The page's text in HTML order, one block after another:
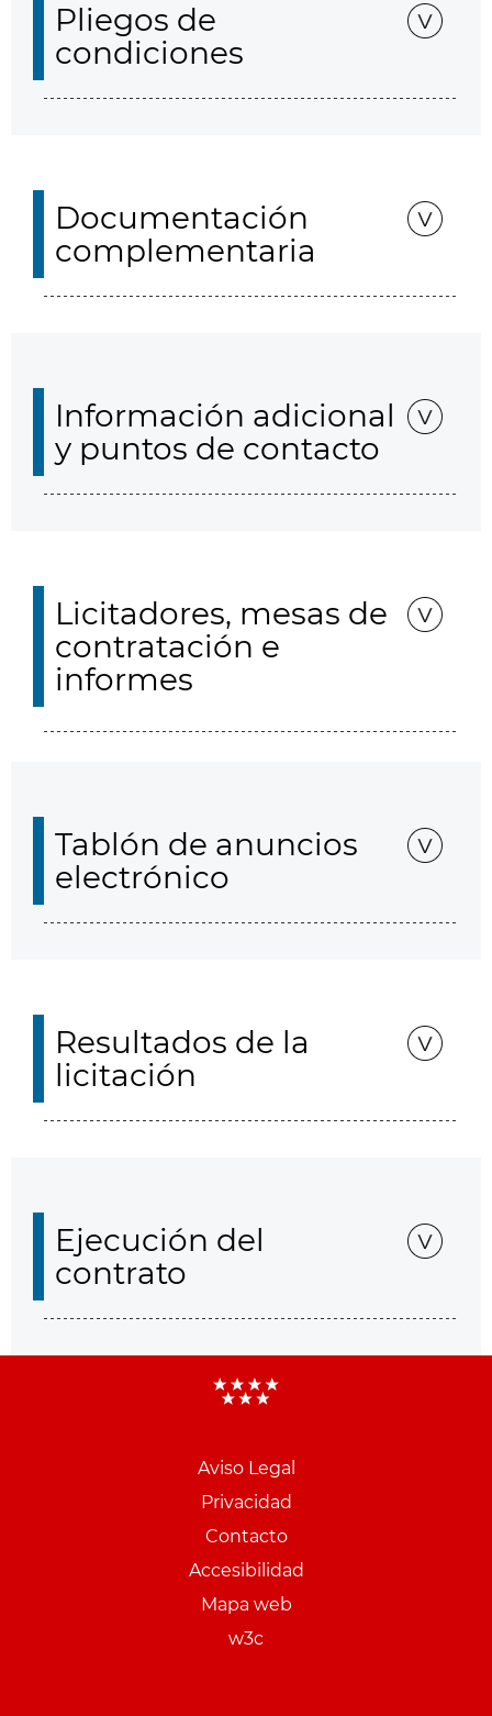
Pliegos de
condiciones
Documentación
complementaria
Información adicional
y puntos de contacto
Licitadores, mesas de
contratación e
informes
Tablón de anuncios
electrónico
Resultados de la
licitación
Ejecución del
contrato
Aviso Legal
Privacidad
Contacto
Accesibilidad
Mapa web
w3c